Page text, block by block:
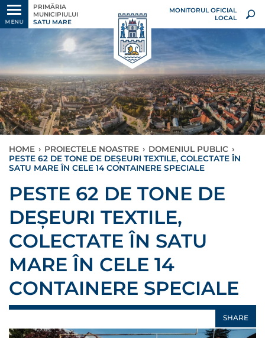
MENU
PRIMĂRIA
MUNICIPIULUI
SATU MARE
MONITORUL OFICIAL
LOCAL
HOME › PROIECTELE NOASTRE › DOMENIUL PUBLIC ›
PESTE 62 DE TONE DE DEȘEURI TEXTILE, COLECTATE ÎN
SATU MARE ÎN CELE 14 CONTAINERE SPECIALE
PESTE 62 DE TONE DE
DEȘEURI TEXTILE,
COLECTATE ÎN SATU
MARE ÎN CELE 14
CONTAINERE SPECIALE
SHARE